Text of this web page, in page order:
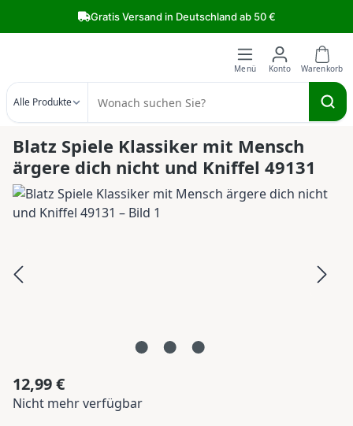
Zum Hauptinhalt springenGratis Versand in Deutschland ab 50 €
Alle Produkte
Blatz Spiele Klassiker mit Mensch
ärgere dich nicht und Kniffel 49131
Bildergalerie überspringen
Regulärer Preis:
12,99 €
Nicht mehr verfügbar